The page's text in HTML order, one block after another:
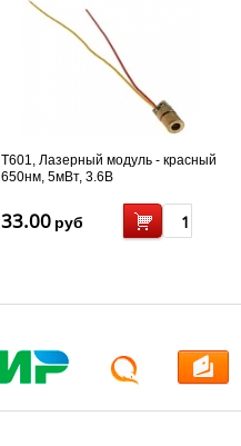
T601, Лазерный модуль - красный
650нм, 5мВт, 3.6В
33.00 руб